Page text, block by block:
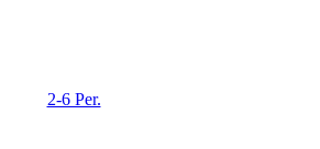
2-6 Per.